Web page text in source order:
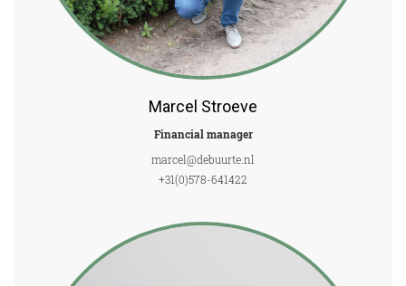
Marcel Stroeve
Financial manager
marcel@debuurte.nl
+31(0)578-641422